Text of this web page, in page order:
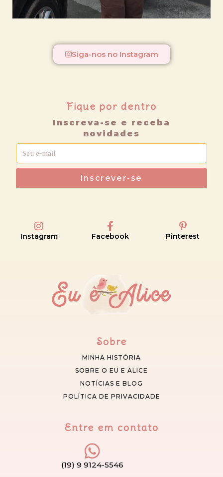
Siga-nos no Instagram
Fique por dentro
Inscreva-se e receba
novidades
Inscrever-se
Instagram Facebook Pinterest
Sobre
MINHA HISTÓRIA
SOBRE O EU E ALICE
NOTÍCIAS E BLOG
POLÍTICA DE PRIVACIDADE
Entre em contato
(19) 9 9124-5546